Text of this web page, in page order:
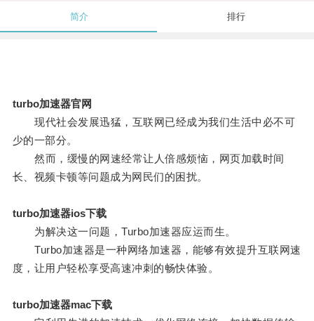
简介 排行
turbo加速器官网
现代社会发展迅猛，互联网已经成为我们生活中必不可
少的一部分。
然而，缓慢的网速经常让人倍感烦恼，网页加载时间
长、视频卡顿等问题成为网民们的困扰。
turbo加速器ios下载
为解决这一问题，Turbo加速器应运而生。
Turbo加速器是一种网络加速器，能够有效提升互联网速
度，让用户轻松享受高速冲刺的畅快体验。
turbo加速器mac下载